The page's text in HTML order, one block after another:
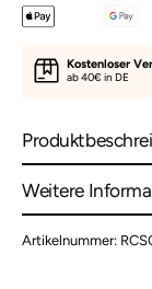
Kostenloser
ab 40€ in DE
Weitere
Artikelnummer: